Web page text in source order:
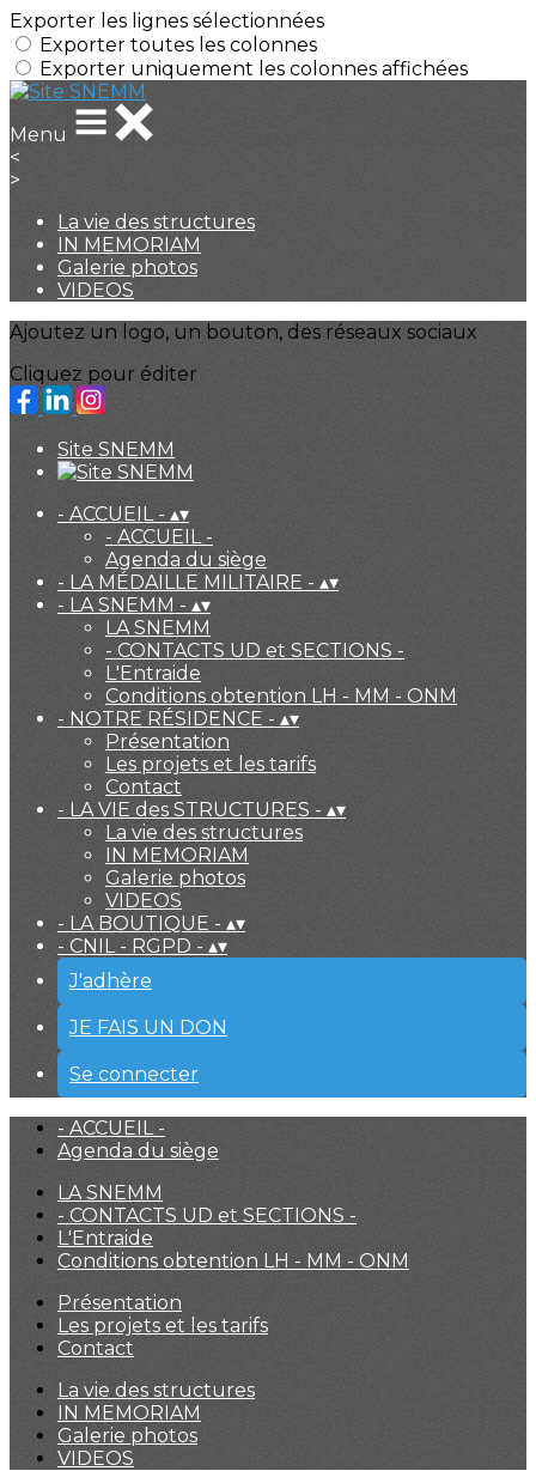
Exporter les lignes sélectionnées
Exporter toutes les colonnes
Exporter uniquement les colonnes affichées
Menu
<
>
La vie des structures
IN MEMORIAM
Galerie photos
VIDEOS
Ajoutez un logo, un bouton, des réseaux sociaux
Cliquez pour éditer
Site SNEMM
- ACCUEIL - ▴▾
- ACCUEIL -
Agenda du siège
- LA MÉDAILLE MILITAIRE - ▴▾
- LA SNEMM - ▴▾
LA SNEMM
- CONTACTS UD et SECTIONS -
L'Entraide
Conditions obtention LH - MM - ONM
- NOTRE RÉSIDENCE - ▴▾
Présentation
Les projets et les tarifs
Contact
- LA VIE des STRUCTURES - ▴▾
La vie des structures
IN MEMORIAM
Galerie photos
VIDEOS
- LA BOUTIQUE - ▴▾
- CNIL - RGPD - ▴▾
J'adhère
JE FAIS UN DON
Se connecter
- ACCUEIL -
Agenda du siège
LA SNEMM
- CONTACTS UD et SECTIONS -
L'Entraide
Conditions obtention LH - MM - ONM
Présentation
Les projets et les tarifs
Contact
La vie des structures
IN MEMORIAM
Galerie photos
VIDEOS